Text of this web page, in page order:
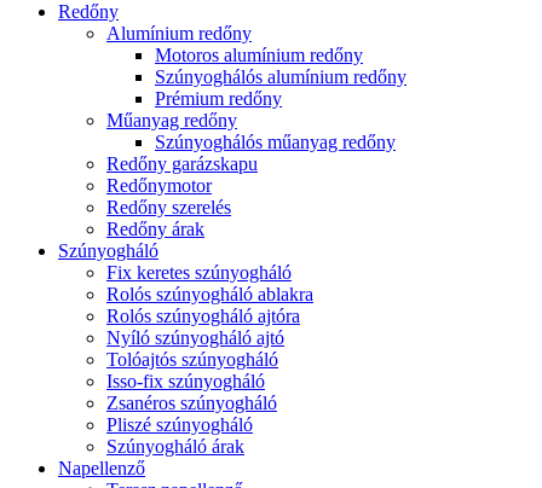
Redőny
Alumínium redőny
Motoros alumínium redőny
Szúnyoghálós alumínium redőny
Prémium redőny
Műanyag redőny
Szúnyoghálós műanyag redőny
Redőny garázskapu
Redőnymotor
Redőny szerelés
Redőny árak
Szúnyogháló
Fix keretes szúnyogháló
Rolós szúnyogháló ablakra
Rolós szúnyogháló ajtóra
Nyíló szúnyogháló ajtó
Tolóajtós szúnyogháló
Isso-fix szúnyogháló
Zsanéros szúnyogháló
Pliszé szúnyogháló
Szúnyogháló árak
Napellenző